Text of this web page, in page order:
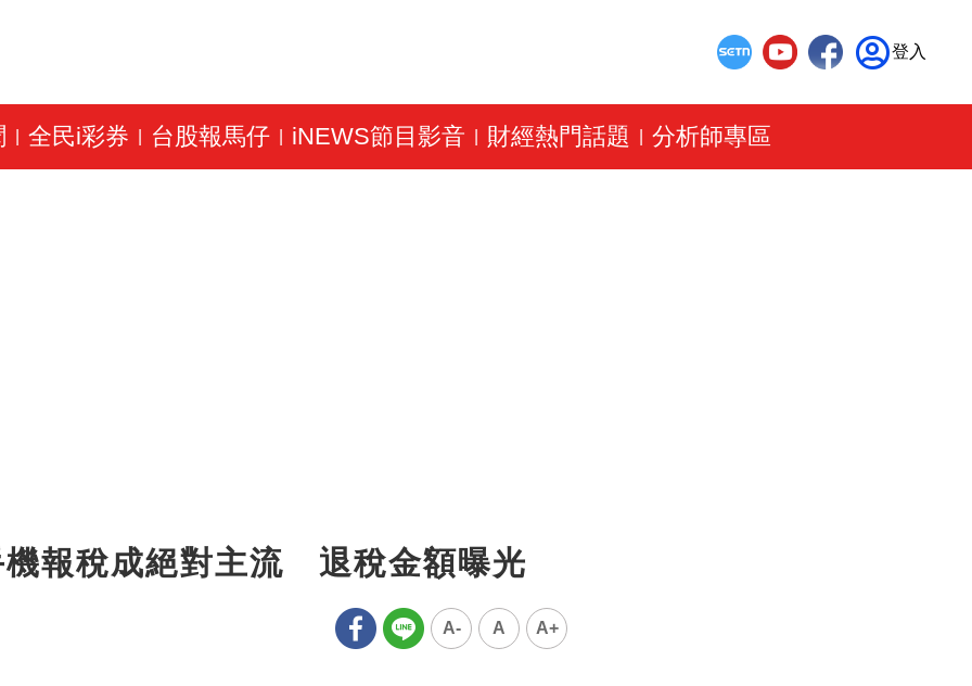
登入
全民i彩券 台股報馬仔| iNEWS節目影音 財經熱門話題 分析師專區
報稅成絕對主流 退稅金額曝光
A- A A+